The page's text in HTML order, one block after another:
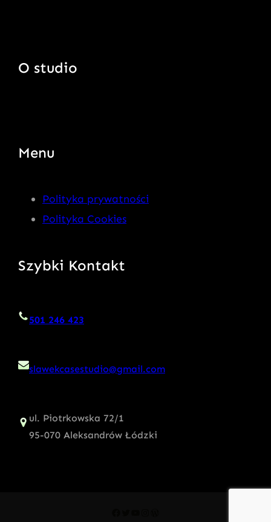
O studio
Menu
Polityka prywatności
Polityka Cookies
Szybki Kontakt
501 246 423
slawekcasestudio@gmail.com
ul. Piotrkowska 72/1
95-070 Aleksandrów Łódzki